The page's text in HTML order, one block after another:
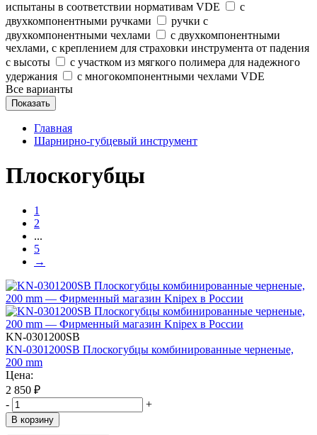
испытаны в соответствии нормативам VDE
с
двухкомпонентными ручками
ручки с
двухкомпонентными чехлами
с двухкомпонентными
чехлами, с креплением для страховки инструмента от падения
с высоты
с участком из мягкого полимера для надежного
удержания
с многокомпонентными чехлами VDE
Все варианты
Главная
Шарнирно-губцевый инструмент
Плоскогубцы
1
2
...
5
→
KN-0301200SB
KN-0301200SB Плоскогубцы комбинированные черненые,
200 mm
Цена:
2 850 ₽
-
+
В корзину